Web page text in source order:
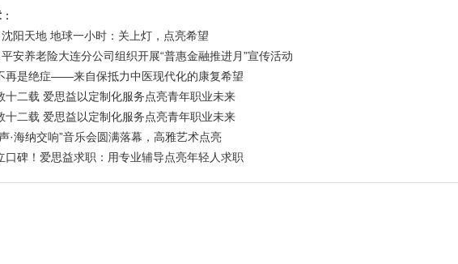
：
沈阳天地 地球一小时：关上灯，点亮希望
平安养老险大连分公司组织开展“普惠金融推进月”宣传活动
再是绝症——来自保抵力中医现代化的康复希望
十二载 爱思益以定制化服务点亮青年职业未来
十二载 爱思益以定制化服务点亮青年职业未来
·海纳交响”音乐会圆满落幕，高雅艺术点亮
口碑！爱思益求职：用专业辅导点亮年轻人求职